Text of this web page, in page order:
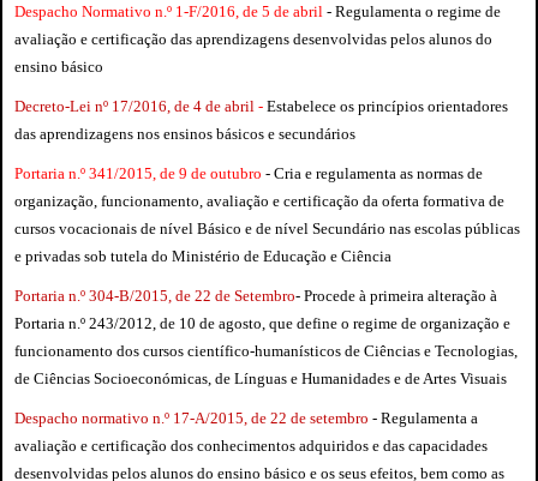
Despacho Normativo n.º 1-F/2016, de 5 de abril - Regulamenta o regime de
avaliação e certificação das aprendizagens desenvolvidas pelos alunos do
ensino básico
Decreto-Lei nº 17/2016, de 4 de abril - Estabelece os princípios orientadores
das aprendizagens nos ensinos básicos e secundários
Portaria n.º 341/2015, de 9 de outubro - Cria e regulamenta as normas de
organização, funcionamento, avaliação e certificação da oferta formativa de
cursos vocacionais de nível Básico e de nível Secundário nas escolas públicas
e privadas sob tutela do Ministério de Educação e Ciência
Portaria n.º 304-B/2015, de 22 de Setembro- Procede à primeira alteração à
Portaria n.º 243/2012 , de 10 de agosto, que define o regime de organização e
funcionamento dos cursos científico-humanísticos de Ciências e Tecnologias,
de Ciências Socioeconómicas, de Línguas e Humanidades e de Artes Visuais
Despacho normativo n.º 17-A/2015, de 22 de setembro - Regulamenta a
avaliação e certificação dos conhecimentos adquiridos e das capacidades
desenvolvidas pelos alunos do ensino básico e os seus efeitos, bem como as